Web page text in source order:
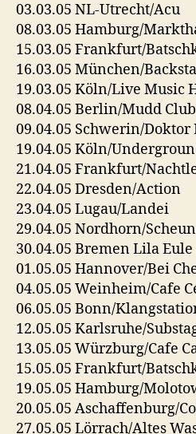
03.03.05 NL-Utrecht/Acu
08.03.05 Hamburg/
15.03.05 Frankfurt/
16.03.05 München/
19.03.05 Köln/Live Music
08.04.05 Berlin/Mudd Club
09.04.05 Schwerin/Doktor
19.04.05 Köln/
21.04.05 Frankfurt/
22.04.05 Dresden/Action
23.04.05 Lugau/Landei
29.04.05 Nordhorn/
30.04.05 Bremen Lila Eule
01.05.05 Hannover/Bei
04.05.05 Weinheim/Cafe
06.05.05 Bonn/
12.05.05 Karlsruhe/
13.05.05 Würzburg/Cafe
15.05.05 Frankfurt/
19.05.05 Hamburg/
20.05.05 Aschaffenburg/
27.05.05 Lörrach/Altes